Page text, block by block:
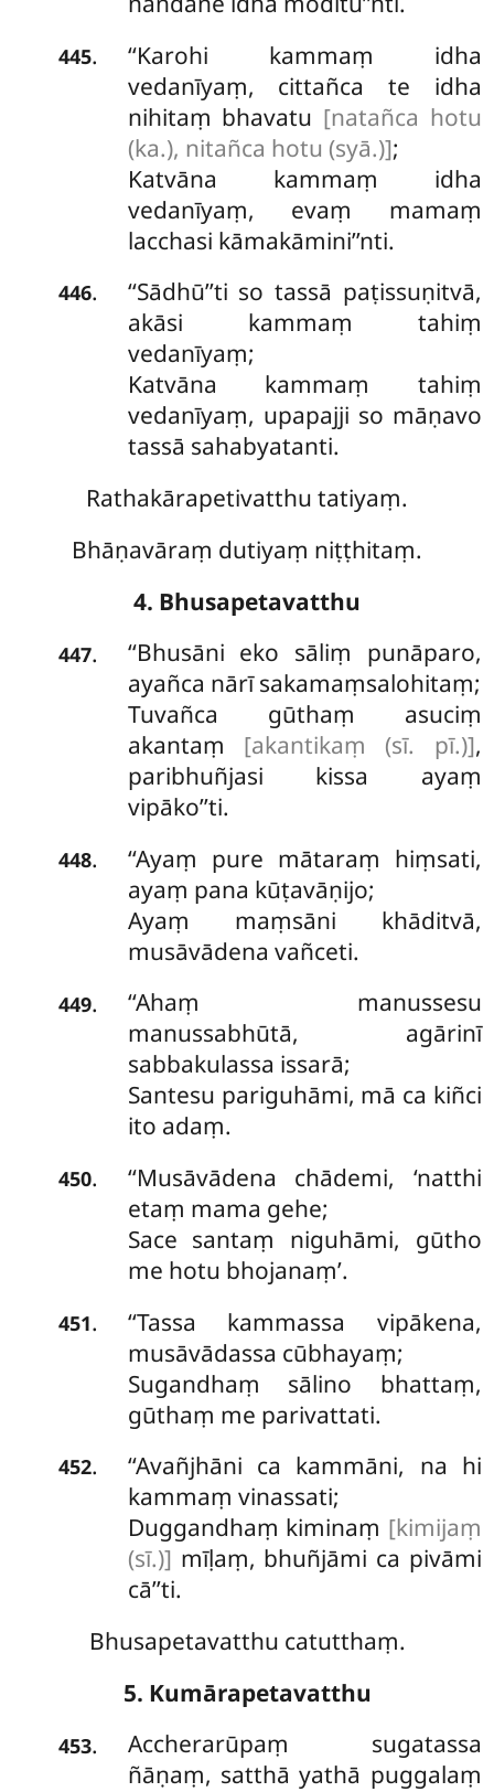
445.
‘‘Karohi kammaṃ idha
vedanīyaṃ, cittañca te idha
nihitaṃ bhavatu [natañca hotu
(ka.), nitañca hotu (syā.)];
Katvāna kammaṃ idha
vedanīyaṃ, evaṃ mamaṃ
lacchasi kāmakāmini’’nti.
446.
‘‘Sādhū’’ti so tassā paṭissuṇitvā,
akāsi kammaṃ tahiṃ
vedanīyaṃ;
Katvāna kammaṃ tahiṃ
vedanīyaṃ, upapajji so māṇavo
tassā sahabyatanti.
Rathakārapetivatthu tatiyaṃ.
Bhāṇavāraṃ dutiyaṃ niṭṭhitaṃ.
4. Bhusapetavatthu
447. ‘‘Bhusāni eko sāliṃ punāparo,
ayañca nārī sakamaṃsalohitaṃ;
Tuvañca gūthaṃ asuciṃ
akantaṃ [akantikaṃ (sī. pī.)],
paribhuñjasi kissa ayaṃ
vipāko’’ti.
448. ‘‘Ayaṃ pure mātaraṃ hiṃsati,
ayaṃ pana kūṭavāṇijo;
Ayaṃ maṃsāni khāditvā,
musāvādena vañceti.
449.
‘‘Ahaṃ manussesu
manussabhūtā, agārinī
sabbakulassa issarā;
Santesu pariguhāmi, mā ca kiñci
ito adaṃ.
450.
‘‘Musāvādena chādemi, ‘natthi
etaṃ mama gehe;
Sace santaṃ niguhāmi, gūtho
me hotu bhojanaṃ’.
451.
‘‘Tassa kammassa vipākena,
musāvādassa cūbhayaṃ;
Sugandhaṃ sālino bhattaṃ,
gūthaṃ me parivattati.
452.
‘‘Avañjhāni ca kammāni, na hi
kammaṃ vinassati;
Duggandhaṃ kiminaṃ [kimijaṃ
(sī.)] mīḷaṃ, bhuñjāmi ca pivāmi
cā’’ti.
Bhusapetavatthu catutthaṃ.
5. Kumārapetavatthu
453.
Accherarūpaṃ sugatassa
ñāṇaṃ, satthā yathā puggalaṃ